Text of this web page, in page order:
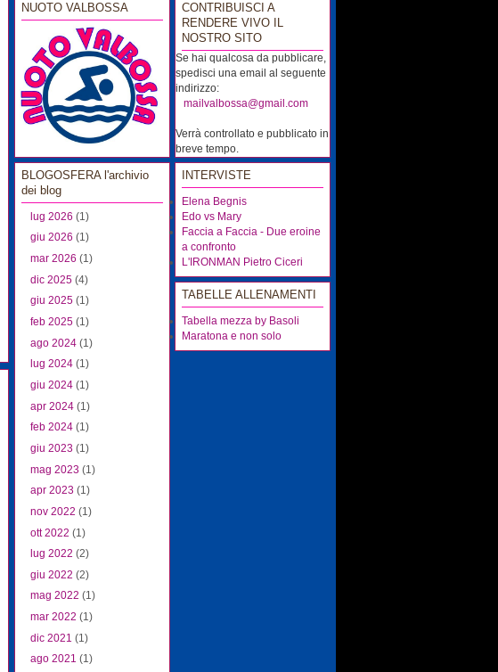
NUOTO VALBOSSA
BLOGOSFERA l'archivio
dei blog
lug 2026 (1)
giu 2026 (1)
mar 2026 (1)
dic 2025 (4)
giu 2025 (1)
feb 2025 (1)
ago 2024 (1)
lug 2024 (1)
giu 2024 (1)
apr 2024 (1)
feb 2024 (1)
giu 2023 (1)
mag 2023 (1)
apr 2023 (1)
nov 2022 (1)
ott 2022 (1)
lug 2022 (2)
giu 2022 (2)
mag 2022 (1)
mar 2022 (1)
dic 2021 (1)
ago 2021 (1)
CONTRIBUISCI A
RENDERE VIVO IL
NOSTRO SITO
Se hai qualcosa da pubblicare,
spedisci una email al seguente
indirizzo:
mailvalbossa@gmail.com
Verrà controllato e pubblicato in
breve tempo.
INTERVISTE
Elena Begnis
Edo vs Mary
Faccia a Faccia - Due eroine
a confronto
L'IRONMAN Pietro Ciceri
TABELLE ALLENAMENTI
Tabella mezza by Basoli
Maratona e non solo